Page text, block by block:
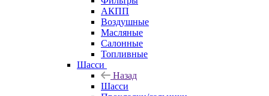
АКПП
Воздушные
Масляные
Салонные
Топливные
Шасси
Назад
Шасси